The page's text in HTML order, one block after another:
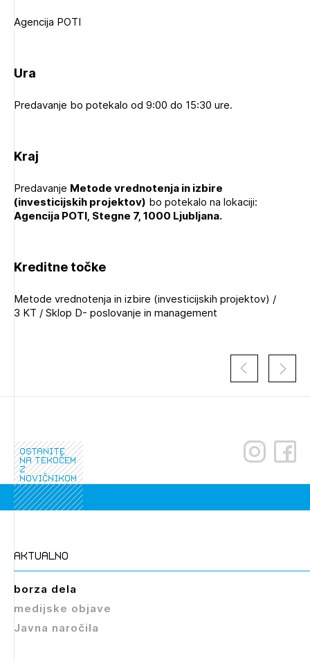
Izbrana vsebina je namenjena le ZAPS
registriranim uporabnikom. Da lahko do nje
dostopate, se je potrebno prijaviti.
Agencija POTI
Ura
Predavanje bo potekalo od 9:00 do 15:30 ure.
Kraj
Predavanje Metode vrednotenja in izbire
(investicijskih projektov) bo potekalo na lokaciji:
Agencija POTI, Stegne 7, 1000 Ljubljana.
Kreditne točke
Metode vrednotenja in izbire (investicijskih projektov) /
3 KT / Sklop D- poslovanje in management
PRIJAVITE SE
ostanite
na tekočem
z
novičnikom
aktualno
borza dela
medijske objave
Javna naročila